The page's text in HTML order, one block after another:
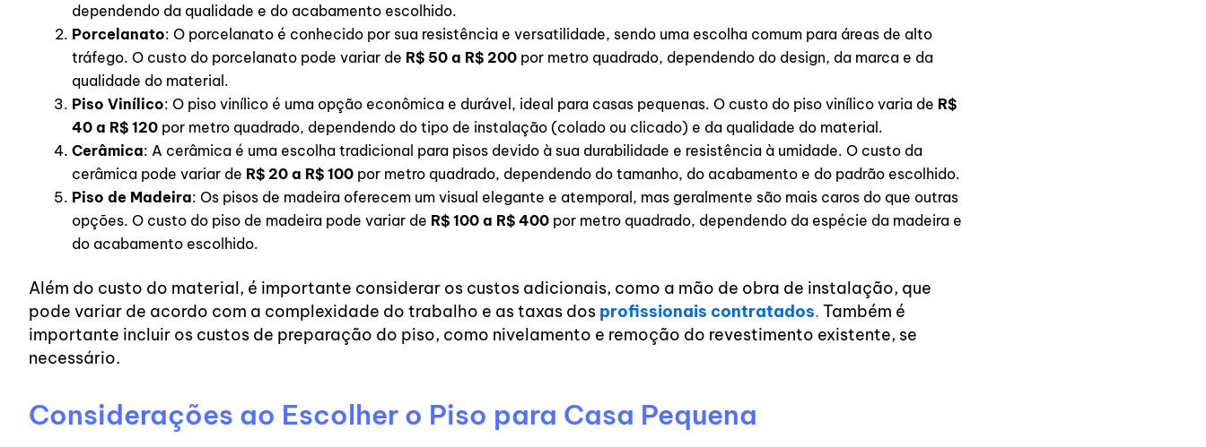
dependendo da qualidade e do acabamento escolhido.
Porcelanato: O porcelanato é conhecido por sua resistência e versatilidade, sendo uma escolha comum para áreas de alto
tráfego. O custo do porcelanato pode variar de R$ 50 a R$ 200 por metro quadrado, dependendo do design, da marca e da
qualidade do material.
Piso Vinílico: O piso vinílico é uma opção econômica e durável, ideal para casas pequenas. O custo do piso vinílico varia de R$
40 a R$ 120 por metro quadrado, dependendo do tipo de instalação (colado ou clicado) e da qualidade do material.
Cerâmica: A cerâmica é uma escolha tradicional para pisos devido à sua durabilidade e resistência à umidade. O custo da
cerâmica pode variar de R$ 20 a R$ 100 por metro quadrado, dependendo do tamanho, do acabamento e do padrão escolhido.
Piso de Madeira: Os pisos de madeira oferecem um visual elegante e atemporal, mas geralmente são mais caros do que outras
opções. O custo do piso de madeira pode variar de R$ 100 a R$ 400 por metro quadrado, dependendo da espécie da madeira e
do acabamento escolhido.
Além do custo do material, é importante considerar os custos adicionais, como a mão de obra de instalação, que
pode variar de acordo com a complexidade do trabalho e as taxas dos profissionais contratados. Também é
importante incluir os custos de preparação do piso, como nivelamento e remoção do revestimento existente, se
necessário.
Considerações ao Escolher o Piso para Casa Pequena